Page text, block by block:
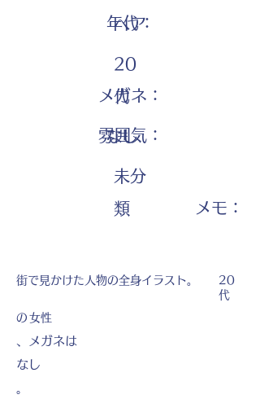
ヘア
年代：
20
代
メガネ：
なし
雰囲気：
未分
類
​メモ：
街で見かけた人物の全身イラスト。
20
代
の 女性
、メガネは
なし
。